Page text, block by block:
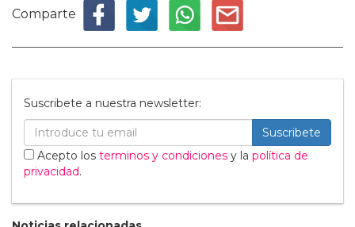
Comparte
Suscribete a nuestra newsletter:
Suscribete
Acepto los terminos y condiciones y la política de
privacidad.